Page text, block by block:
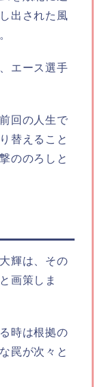
出された風
エース選手
回の人生で
替えること
ののろしと
輝は、その
画策しま
時は根拠の
罠が次々と